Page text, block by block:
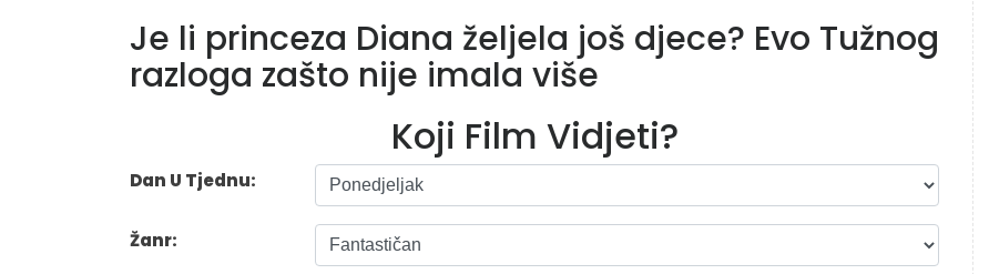
Je li princeza Diana željela još djece? Evo Tužnog
razloga zašto nije imala više
Koji Film Vidjeti?
Dan U Tjednu:
Žanr: